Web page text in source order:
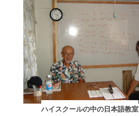
ハイスクールの中の日本語教室